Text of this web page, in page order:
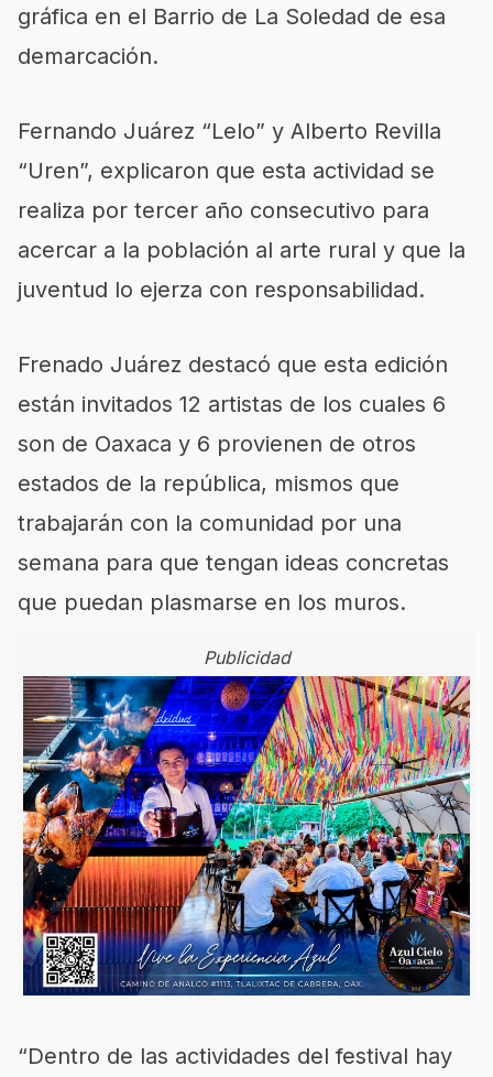
gráfica en el Barrio de La Soledad de esa
demarcación.
Fernando Juárez “Lelo” y Alberto Revilla
“Uren”, explicaron que esta actividad se
realiza por tercer año consecutivo para
acercar a la población al arte rural y que la
juventud lo ejerza con responsabilidad.
Frenado Juárez destacó que esta edición
están invitados 12 artistas de los cuales 6
son de Oaxaca y 6 provienen de otros
estados de la república, mismos que
trabajarán con la comunidad por una
semana para que tengan ideas concretas
que puedan plasmarse en los muros.
Publicidad
“Dentro de las actividades del festival hay